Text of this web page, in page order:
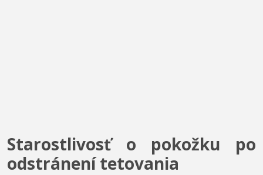
Starostlivosť o pokožku po
odstránení tetovania